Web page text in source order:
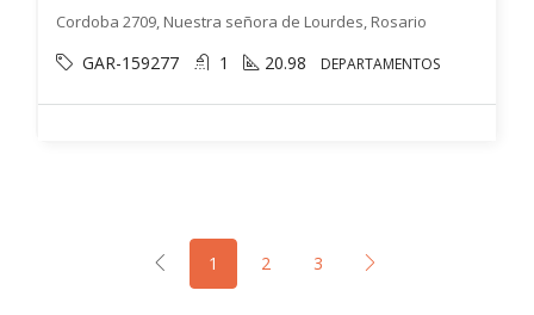
Cordoba 2709, Nuestra señora de Lourdes, Rosario
GAR-159277 1 20.98 DEPARTAMENTOS
1 2 3